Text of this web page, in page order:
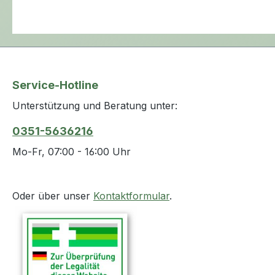
Ballonkapazität von 10
erhältlich. Der Katheter
Gewebeverträglichkeit,
eine geringe
Inkrustationsneigung
und wird in der Blase
Service-Hotline
Unterstützung und Beratung unter:
0351-5636216
Mo-Fr, 07:00 - 16:00 Uhr
Oder über unser Kontaktformular.